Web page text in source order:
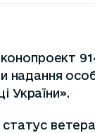
України».